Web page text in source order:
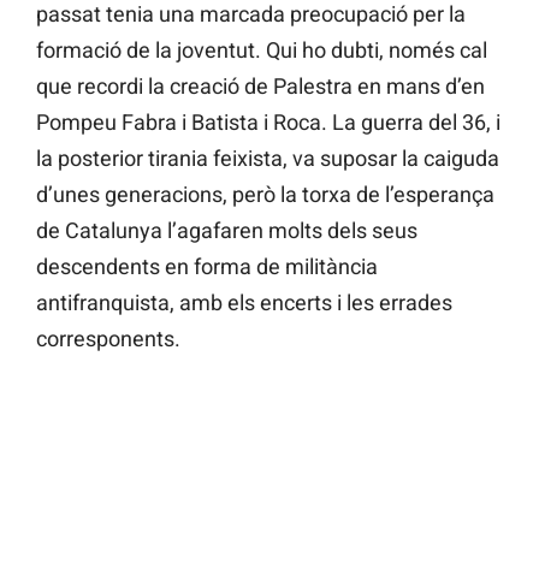
passat tenia una marcada preocupació per la
formació de la joventut. Qui ho dubti, només cal
que recordi la creació de Palestra en mans d’en
Pompeu Fabra i Batista i Roca. La guerra del 36, i
la posterior tirania feixista, va suposar la caiguda
d’unes generacions, però la torxa de l’esperança
de Catalunya l’agafaren molts dels seus
descendents en forma de militància
antifranquista, amb els encerts i les errades
corresponents.